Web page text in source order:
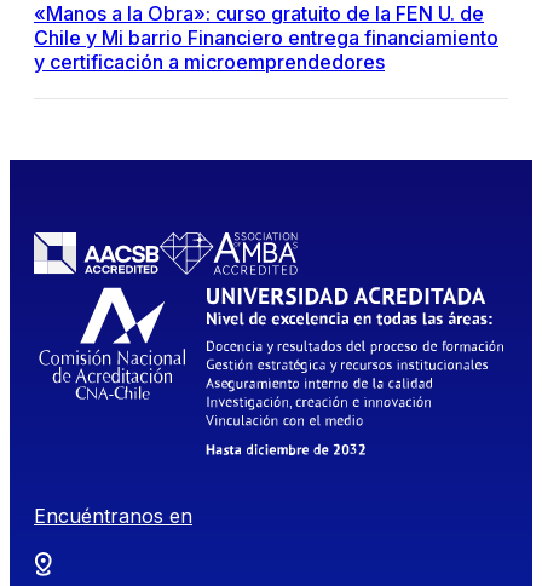
«Manos a la Obra»: curso gratuito de la FEN U. de
Chile y Mi barrio Financiero entrega financiamiento
y certificación a microemprendedores
Encuéntranos en